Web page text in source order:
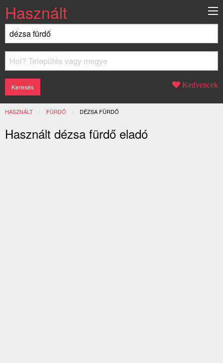
Használt
Kedvencek
HASZNÁLT FÜRDŐ JELENLEGI:
DÉZSA FÜRDŐ
Használt dézsa fürdő eladó